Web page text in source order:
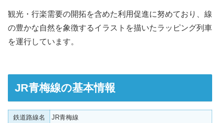
観光・行楽需要の開拓を含めた利用促進に努めており、線
の豊かな自然を象徴するイラストを描いたラッピング列車
を運行しています。
JR青梅線の基本情報
鉄道路線名
JR青梅線